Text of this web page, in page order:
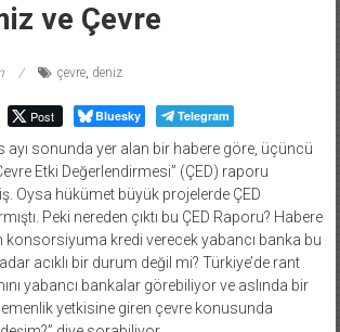
ve Çevre
çevre, deniz
Post Bluesky Telegram
ayı sonunda yer alan bir habere göre, üçüncü
Etki Değerlendirmesi” (ÇED) raporu
Oysa hükümet büyük projelerde ÇED
Peki nereden çıktı bu ÇED Raporu? Habere
konsorsiyuma kredi verecek yabancı banka bu
acıklı bir durum değil mi? Türkiye’de rant
yabancı bankalar görebiliyor ve aslında bir
yetkisine giren çevre konusunda